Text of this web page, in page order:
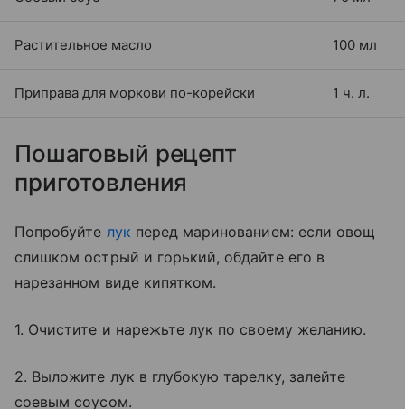
Растительное масло 100 мл
Приправа для моркови по-корейски 1 ч. л.
Пошаговый рецепт
приготовления
Попробуйте лук перед маринованием: если овощ
слишком острый и горький, обдайте его в
нарезанном виде кипятком.
1. Очистите и нарежьте лук по своему желанию.
2. Выложите лук в глубокую тарелку, залейте
соевым соусом.